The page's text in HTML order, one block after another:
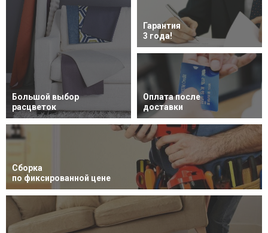
Большой выбор
расцветок
Гарантия
3 года!
Оплата после
доставки
Сборка
по фиксированной цене